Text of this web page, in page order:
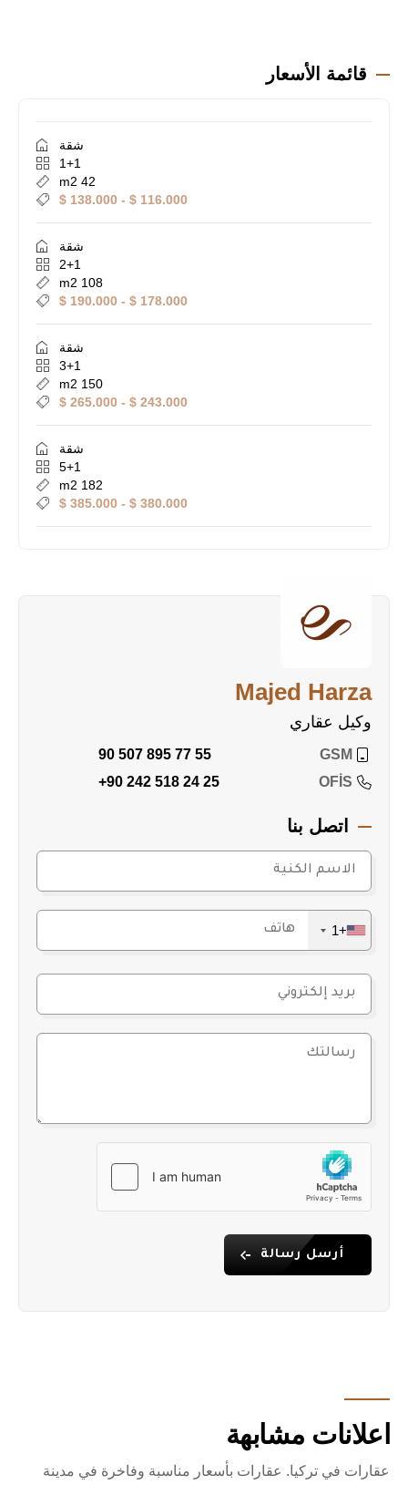
قائمة الأسعار
شقة
1+1
42 m2
116.000 $ - 138.000 $
شقة
2+1
108 m2
178.000 $ - 190.000 $
شقة
3+1
150 m2
243.000 $ - 265.000 $
شقة
5+1
182 m2
380.000 $ - 385.000 $
Majed Harza
وكيل عقاري
GSM
90 507 895 77 55
OFİS
+90 242 518 24 25
اتصل بنا
+1
أرسل رسالة
اعلانات مشابهة
عقارات في تركيا. عقارات بأسعار مناسبة وفاخرة في مدينة